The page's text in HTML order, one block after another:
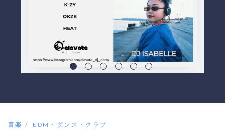
音楽 EDM・ダンス・クラブ